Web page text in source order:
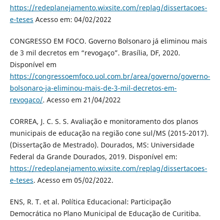
https://redeplanejamento.wixsite.com/replag/dissertacoes-
e-teses Acesso em: 04/02/2022
CONGRESSO EM FOCO. Governo Bolsonaro já eliminou mais
de 3 mil decretos em “revogaço”. Brasília, DF, 2020.
Disponível em
https://congressoemfoco.uol.com.br/area/governo/governo-
bolsonaro-ja-eliminou-mais-de-3-mil-decretos-em-
revogaco/. Acesso em 21/04/2022
CORREA, J. C. S. S. Avaliação e monitoramento dos planos
municipais de educação na região cone sul/MS (2015-2017).
(Dissertação de Mestrado). Dourados, MS: Universidade
Federal da Grande Dourados, 2019. Disponível em:
https://redeplanejamento.wixsite.com/replag/dissertacoes-
e-teses. Acesso em 05/02/2022.
ENS, R. T. et al. Política Educacional: Participação
Democrática no Plano Municipal de Educação de Curitiba.